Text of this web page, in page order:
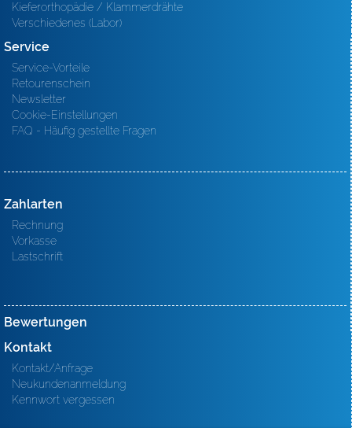
Kieferorthopädie / Klammerdrähte
Verschiedenes (Labor)
Service
Service-Vorteile
Retourenschein
Newsletter
Cookie-Einstellungen
FAQ - Häufig gestellte Fragen
Zahlarten
Rechnung
Vorkasse
Lastschrift
Bewertungen
Kontakt
Kontakt/Anfrage
Neukundenanmeldung
Kennwort vergessen